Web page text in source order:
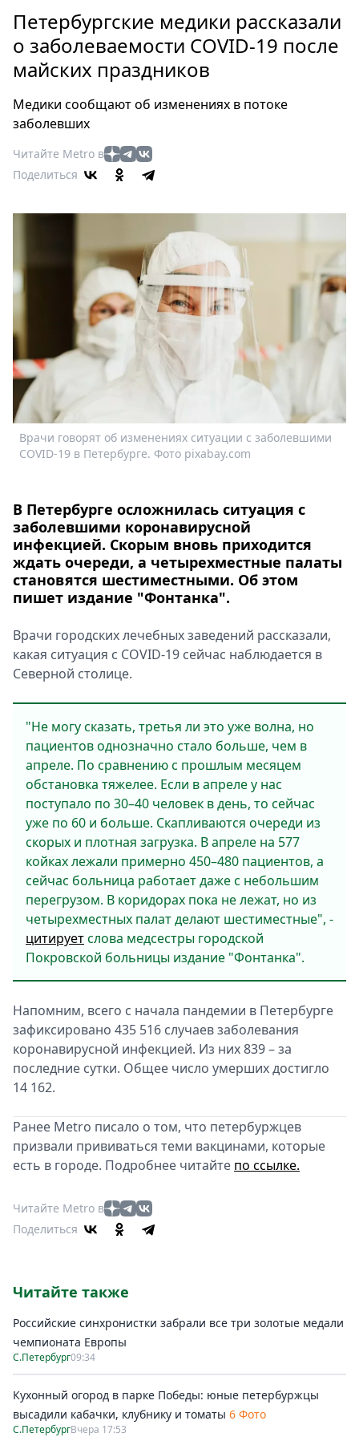
Россия
Мир
Здоровье
Туризм
Мода
Театр
Кино
Выставки
Пресс-
релизы
О
Metro
Стримы
Спецпроекты
Звезды
2026
Скачай
Петербургские медики рассказали
о заболеваемости COVID-19 после
майских праздников
Медики сообщают об изменениях в потоке
заболевших
Читайте Metro в
Поделиться
Врачи говорят об изменениях ситуации с заболевшими
COVID-19 в Петербурге. Фото pixabay.com
В Петербурге осложнилась ситуация с
заболевшими коронавирусной
инфекцией. Скорым вновь приходится
ждать очереди, а четырехместные палаты
становятся шестиместными. Об этом
пишет издание "Фонтанка".
Врачи городских лечебных заведений рассказали,
какая ситуация с COVID-19 сейчас наблюдается в
Северной столице.
"Не могу сказать, третья ли это уже волна, но
пациентов однозначно стало больше, чем в
апреле. По сравнению с прошлым месяцем
обстановка тяжелее. Если в апреле у нас
поступало по 30–40 человек в день, то сейчас
уже по 60 и больше. Скапливаются очереди из
скорых и плотная загрузка. В апреле на 577
койках лежали примерно 450–480 пациентов, а
сейчас больница работает даже с небольшим
перегрузом. В коридорах пока не лежат, но из
четырехместных палат делают шестиместные", -
цитируетслова медсестры городской
Покровской больницы издание "Фонтанка".
Напомним, всего с начала пандемии в Петербурге
зафиксировано 435 516 случаев заболевания
коронавирусной инфекцией. Из них 839 – за
последние сутки. Общее число умерших достигло
14 162.
Ранее Metro писало о том, что петербуржцев
призвали прививаться теми вакцинами, которые
есть в городе. Подробнее читайте по ссылке.
Читайте Metro в
Поделиться
Читайте также
Российские синхронистки забрали все три золотые медали
чемпионата Европы
С.Петербург09:34
Кухонный огород в парке Победы: юные петербуржцы
высадили кабачки, клубнику и томаты 6 Фото
С.ПетербургВчера 17:53